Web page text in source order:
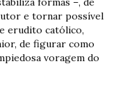
e tornar possível
erudito católico,
de figurar como
voragem do